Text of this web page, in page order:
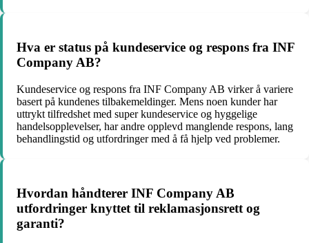
Hva er status på kundeservice og respons fra INF
Company AB?
Kundeservice og respons fra INF Company AB virker å variere
basert på kundenes tilbakemeldinger. Mens noen kunder har
uttrykt tilfredshet med super kundeservice og hyggelige
handelsopplevelser, har andre opplevd manglende respons, lang
behandlingstid og utfordringer med å få hjelp ved problemer.
Hvordan håndterer INF Company AB
utfordringer knyttet til reklamasjonsrett og
garanti?